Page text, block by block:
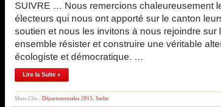
SUIVRE … Nous remercions chaleureusement
électeurs qui nous ont apporté sur le canton
soutien et nous les invitons à nous rejoindre sur
ensemble résister et construire une véritable
écologiste et démocratique. …
Lire la Suite »
Mots-Clés : Départementales 2015 Sarlat